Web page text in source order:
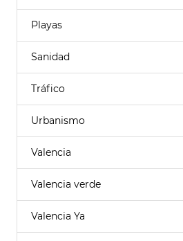
Playas
Sanidad
Tráfico
Urbanismo
Valencia
Valencia verde
Valencia Ya